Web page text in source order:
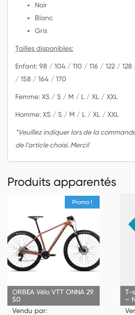
Noir
Blanc
Gris
Tailles disponibles:
Enfant: 98 / 104 / 110 / 116 / 122 /
/ 158 / 164 / 170
Femme: XS / S / M / L / XL / XXL
Homme: XS / S / M / L / XL / XXL
*Veuillez indiquer lors de la
de l’article choisi. Merci!
Produits apparentés
Promo !
ORBEA Vélo VTT ONNA 29
50
Vendu par:
T-
–